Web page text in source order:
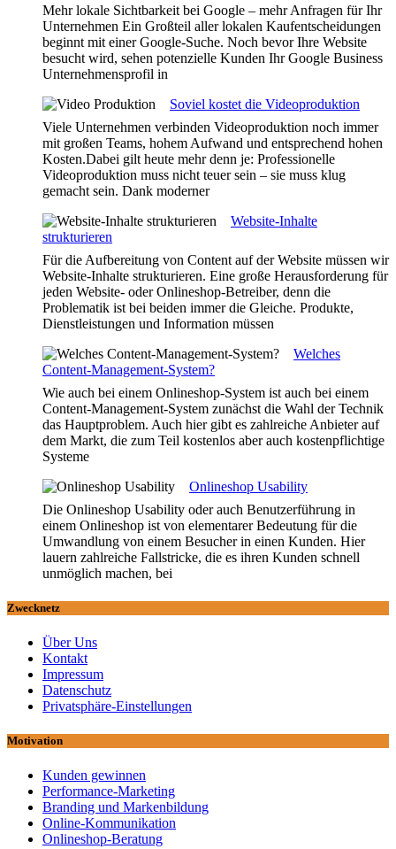
Mehr lokale Sichtbarkeit bei Google – mehr Anfragen für Ihr
Unternehmen Ein Großteil aller lokalen Kaufentscheidungen
beginnt mit einer Google-Suche. Noch bevor Ihre Website
besucht wird, sehen potenzielle Kunden Ihr Google Business
Unternehmensprofil in
Soviel kostet die Videoproduktion
Viele Unternehmen verbinden Videoproduktion noch immer
mit großen Teams, hohem Aufwand und entsprechend hohen
Kosten.Dabei gilt heute mehr denn je: Professionelle
Videoproduktion muss nicht teuer sein – sie muss klug
gemacht sein. Dank moderner
Website-Inhalte
strukturieren
Für die Aufbereitung von Content auf der Website müssen wir
Website-Inhalte strukturieren. Eine große Herausforderung für
jeden Website- oder Onlineshop-Betreiber, denn die
Problematik ist bei beiden immer die Gleiche. Produkte,
Dienstleistungen und Information müssen
Welches
Content-Management-System?
Wie auch bei einem Onlineshop-System ist auch bei einem
Content-Management-System zunächst die Wahl der Technik
das Hauptproblem. Auch hier gibt es zahlreiche Anbieter auf
dem Markt, die zum Teil kostenlos aber auch kostenpflichtige
Systeme
Onlineshop Usability
Die Onlineshop Usability oder auch Benutzerführung in
einem Onlineshop ist von elementarer Bedeutung für die
Umwandlung von einem Besucher in einen Kunden. Hier
lauern zahlreiche Fallstricke, die es ihren Kunden schnell
unmöglich machen, bei
Zwecknetz
Über Uns
Kontakt
Impressum
Datenschutz
Privatsphäre-Einstellungen
Motivation
Kunden gewinnen
Performance-Marketing
Branding und Markenbildung
Online-Kommunikation
Onlineshop-Beratung